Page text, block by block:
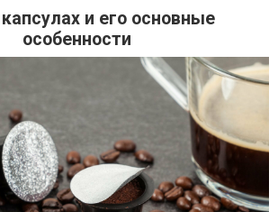
и его основные
особенности